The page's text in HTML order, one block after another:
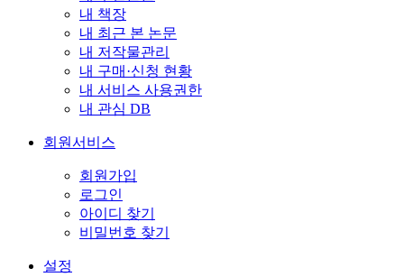
내 책장
내 최근 본 논문
내 저작물관리
내 구매·신청 현황
내 서비스 사용권한
내 관심 DB
회원서비스
회원가입
로그인
아이디 찾기
비밀번호 찾기
설정